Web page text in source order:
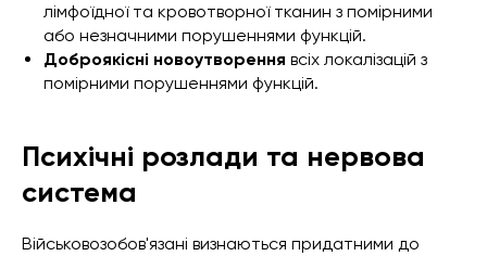
лімфоїдної та кровотворної тканин з помірними
або незначними порушеннями функцій.
Доброякісні новоутворення всіх локалізацій з
помірними порушеннями функцій.
Психічні розлади та нервова
система
Військовозобов'язані визнаються придатними до